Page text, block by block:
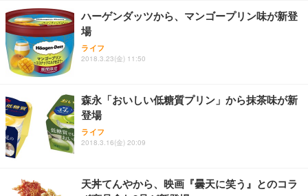
ハーゲンダッツから、マンゴープリン味が新登
場
ライフ
2018.3.23(金) 11:50
森永「おいしい低糖質プリン」から抹茶味が新
登場
ライフ
2018.3.16(金) 20:09
天丼てんやから、映画『曇天に笑う』とのコラ